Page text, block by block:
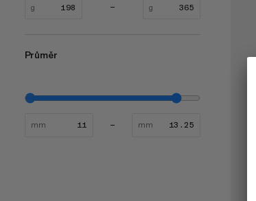
g g
Průměr
mm mm